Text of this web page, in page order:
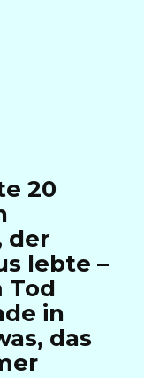
20
der
lebte –
Tod
in
das